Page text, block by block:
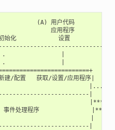
(A) 用户代码
应用程序
化            设置
|           *
|           *
*
/配置   获取/设置/应用程序|   *
|   *
|****
件处理程序
|
|